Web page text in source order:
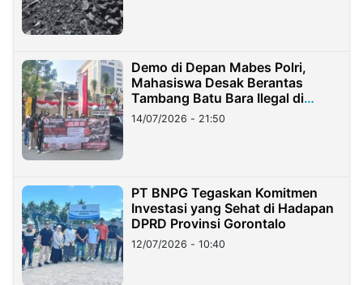
Demo di Depan Mabes Polri,
Mahasiswa Desak Berantas
Tambang Batu Bara Ilegal di
Lampung
14/07/2026 - 21:50
PT BNPG Tegaskan Komitmen
Investasi yang Sehat di Hadapan
DPRD Provinsi Gorontalo
12/07/2026 - 10:40